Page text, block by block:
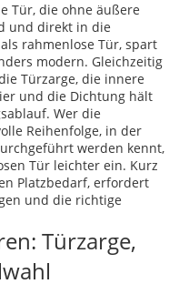
Tür, die ohne äußere
und direkt in die
rahmenlose Tür, spart
modern. Gleichzeitig
Türzarge, die innere
und die Dichtung hält
Wer die
Reihenfolge, in der
werden kennt,
Tür leichter ein. Kurz
Platzbedarf, erfordert
und die richtige
Türzarge,